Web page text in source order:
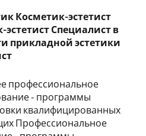
Косметик-эстетист
эстетист Специалист в
прикладной эстетики
профессиональное
- программы
квалифицированных
Профессиональное